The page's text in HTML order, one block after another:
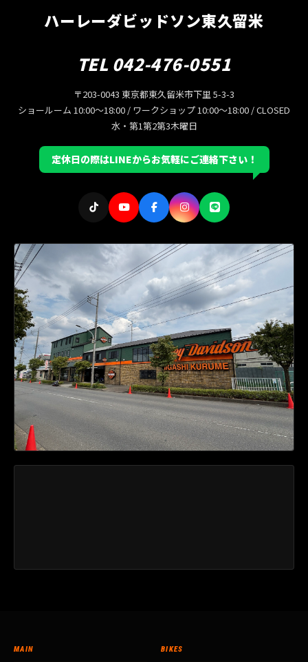
ハーレーダビッドソン東久留米
TEL 042-476-0551
〒203-0043 東京都東久留米市下里 5-3-3
ショールーム 10:00〜18:00 / ワークショップ 10:00〜18:00 / CLOSED
水・第1第2第3木曜日
定休日の際はLINEからお気軽にご連絡下さい！
MAIN BIKES